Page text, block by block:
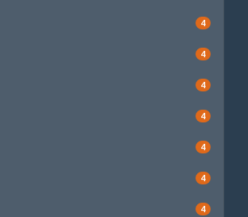
4
4
4
4
4
4
4